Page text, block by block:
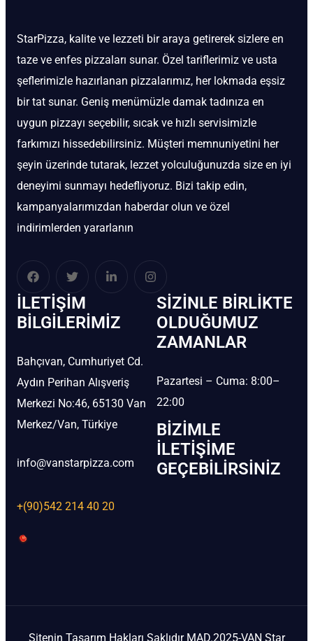
StarPizza, kalite ve lezzeti bir araya getirerek sizlere en
taze ve enfes pizzaları sunar. Özel tariflerimiz ve usta
şeflerimizle hazırlanan pizzalarımız, her lokmada eşsiz
bir tat sunar. Geniş menümüzle damak tadınıza en
uygun pizzayı seçebilir, sıcak ve hızlı servisimizle
farkımızı hissedebilirsiniz. Müşteri memnuniyetini her
şeyin üzerinde tutarak, lezzet yolculuğunuzda size en iyi
deneyimi sunmayı hedefliyoruz. Bizi takip edin,
kampanyalarımızdan haberdar olun ve özel
indirimlerden yararlanın
İLETIŞIM
BİLGILERIMIZ
Bahçıvan, Cumhuriyet Cd.
Aydın Perihan Alışveriş
Merkezi No:46, 65130 Van
Merkez/Van, Türkiye
info@vanstarpizza.com
+(90)542 214 40 20
SIZINLE BIRLIKTE
OLDUĞUMUZ
ZAMANLAR
Pazartesi – Cuma: 8:00–
22:00
BIZIMLE
İLETIŞIME
GEÇEBILIRSINIZ
Sitenin Tasarım Hakları Saklıdır MAD.2025-VAN Star